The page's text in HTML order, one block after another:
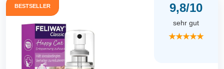
BESTSELLER 9,8/10
sehr gut
★★★★★